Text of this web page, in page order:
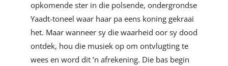
opkomende ster in die polsende, ondergrondse
Yaadt-toneel waar haar pa eens koning gekraai
het. Maar wanneer sy die waarheid oor sy dood
ontdek, hou die musiek op om ontvlugting te
wees en word dit ’n afrekening. Die bas begin